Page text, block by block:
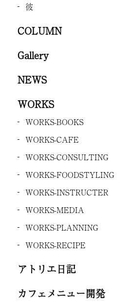
彼
COLUMN
Gallery
NEWS
WORKS
WORKS-BOOKS
WORKS-CAFE
WORKS-CONSULTING
WORKS-FOODSTYLING
WORKS-INSTRUCTER
WORKS-MEDIA
WORKS-PLANNING
WORKS-RECIPE
アトリエ日記
カフェメニュー開発